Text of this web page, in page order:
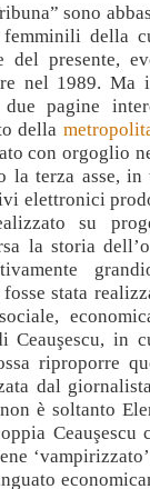
sono
della
del presente,
nel 1989. Ma
due pagine
della
con orgoglio
la terza asse,
elettronici
su
la storia
stata
Ceauşescu, in
riproporre
dal
è soltanto